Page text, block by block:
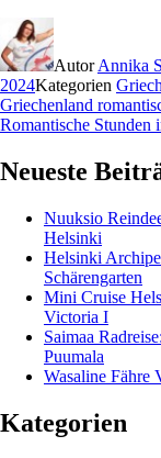
AutorAnnika
2024Kategorien
Griechenland
Romantische Stunden
Neueste
Nuuksio
Helsinki
Helsinki
Schärengarten
Mini Cruise
Victoria I
Saimaa
Puumala
Wasaline Fähre
Kategorien